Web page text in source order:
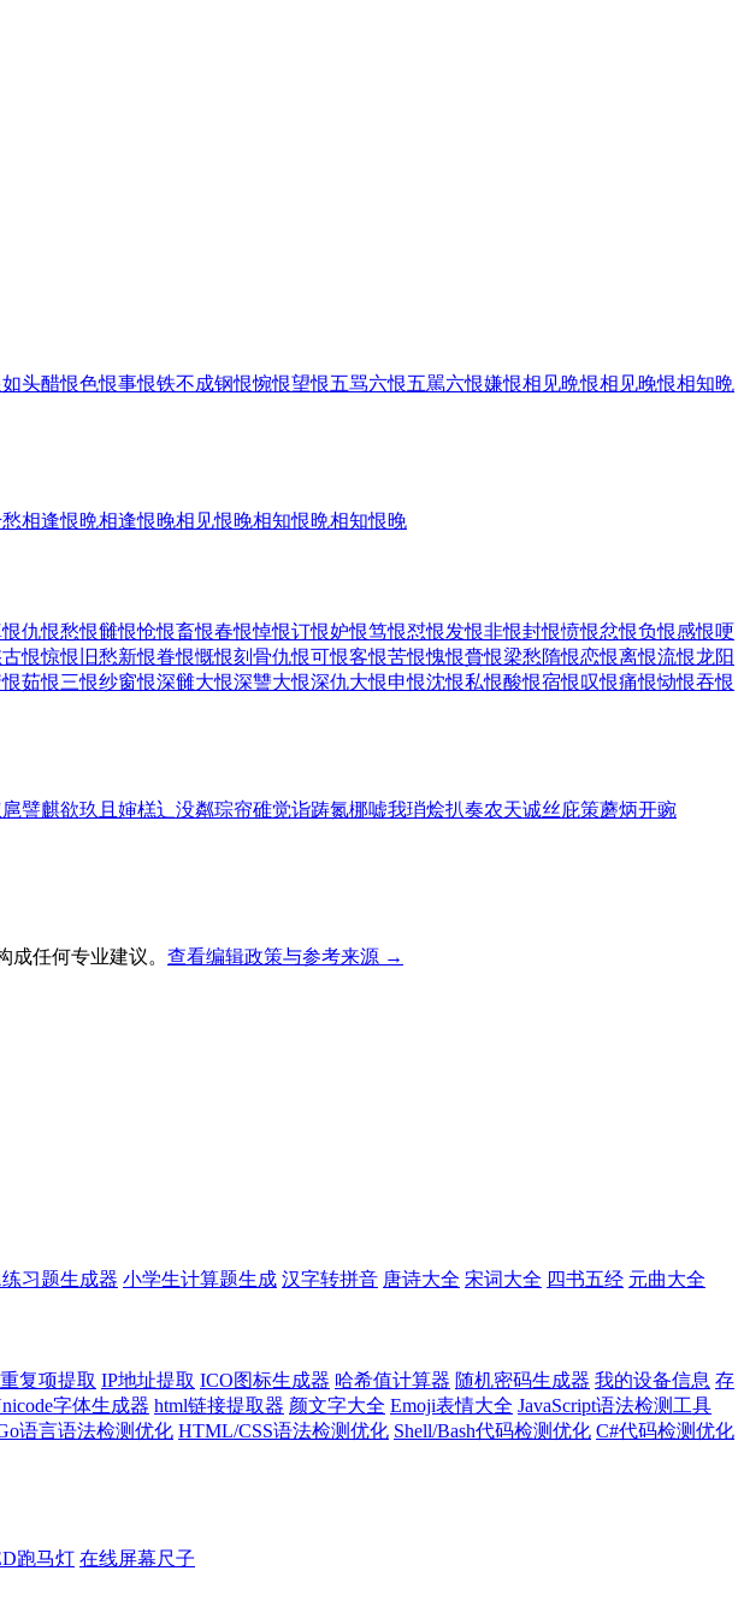
头醋恨色恨事恨铁不成钢恨惋恨望恨五骂六恨五駡六恨嫌恨相见晩恨相见晚恨相知晩
相逢恨晩相逢恨晚相见恨晚相知恨晩相知恨晚
仇恨愁恨雠恨怆恨畜恨春恨悼恨订恨妒恨笃恨怼恨发恨非恨封恨愤恨忿恨负恨感恨哽
恨惊恨 旧愁新恨眷恨慨恨刻骨仇恨可恨客恨苦恨愧恨賫恨梁愁隋恨恋恨离恨流恨龙阳
茹恨三恨纱窗恨深雠大恨深讐大恨深仇大恨申恨沈恨私恨酸恨宿恨叹恨痛恨恸恨吞恨
扈譬麒欲玖 且 婶榚辶 没粼琮帘碓觉诣踌氮梛嘘我琑烩扒奏农天诚丝庇策蘑炳开豌
任何专业建议。 查看编辑政策与参考来源 →
习题生成器 小学生计算题生成 汉字转拼音 唐诗大全 宋词大全 四书五经 元曲大全
复项提取 IP地址提取 ICO图标生成器 哈希值计算器 随机密码生成器 我的设备信息 存
字体生成器 html链接提取器 颜文字大全 Emoji表情大全 JavaScript语法检测工具
语言语法检测优化 HTML/CSS语法检测优化 Shell/Bash代码检测优化 C#代码检测优化
跑马灯 在线屏幕尺子